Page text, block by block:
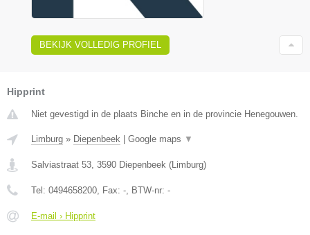
BEKIJK VOLLEDIG PROFIEL
Hipprint
Niet gevestigd in de plaats Binche en in de provincie Henegouwen.
Limburg » Diepenbeek | Google maps ▼
Salviastraat 53 3590 Diepenbeek (Limburg)
Tel: 0494658200 , Fax: - , BTW-nr: -
E-mail › Hipprint